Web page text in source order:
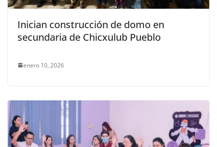
Inician construcción de domo en
secundaria de Chicxulub Pueblo
enero 10, 2026